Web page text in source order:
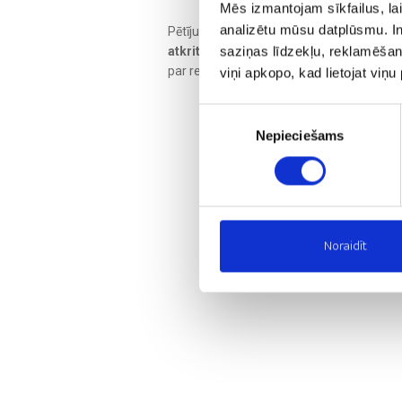
Mēs izmantojam sīkfailus,
analizētu mūsu datplūsmu.
saziņas līdzekļu,
viņi apkopo, kad lietojat viņu
Nepieciešams
Noraidīt
Pētījuma“Uzputota putu polistirola
atkritumiem” 3. ceturksnī pētītas
par regranulāta iegūšanas tehnoloģijām.